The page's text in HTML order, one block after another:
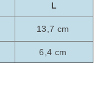
L
13,7 cm
6,4 cm